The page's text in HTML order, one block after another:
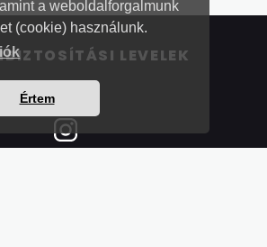
a weboldalforgalmunk
(cookie) használunk.
Értem
LEVELEK